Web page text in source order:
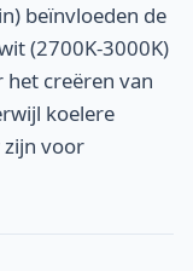
beïnvloeden de
(2700K-3000K)
het creëren van
koelere
voor